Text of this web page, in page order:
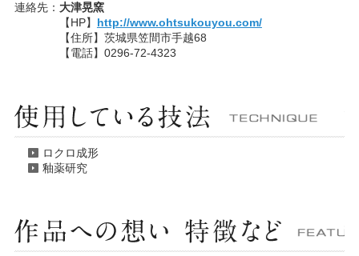
連絡先： 大津晃窯
【HP】 http://www.ohtsukouyou.com/
【住所】茨城県笠間市手越68
【電話】0296-72-4323
ロクロ成形
釉薬研究